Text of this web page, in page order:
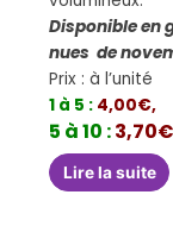
Disponible en
nues de
Prix : à
1 à 5 : 4,00€,
5 à 10 :
Lire la suite